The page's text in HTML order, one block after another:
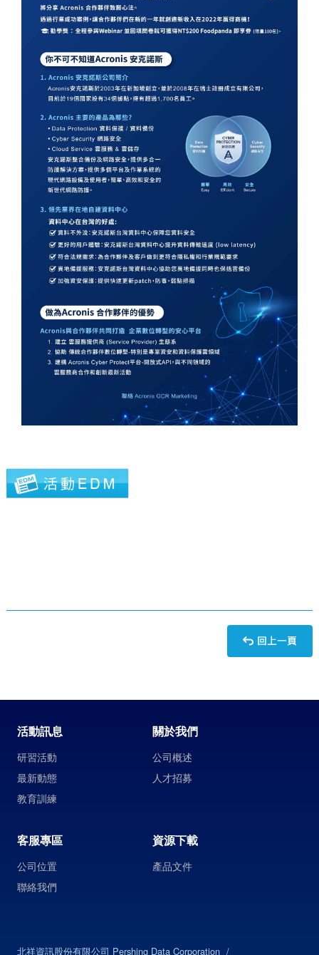
活動訊息
研習活動
最新動態
教育訓練
關於我們
公司概述
人才招募
客服專區
公司位置
聯絡我們
資源下載
產品文件
北祥資訊股份有限公司 Pershing Data Corporation